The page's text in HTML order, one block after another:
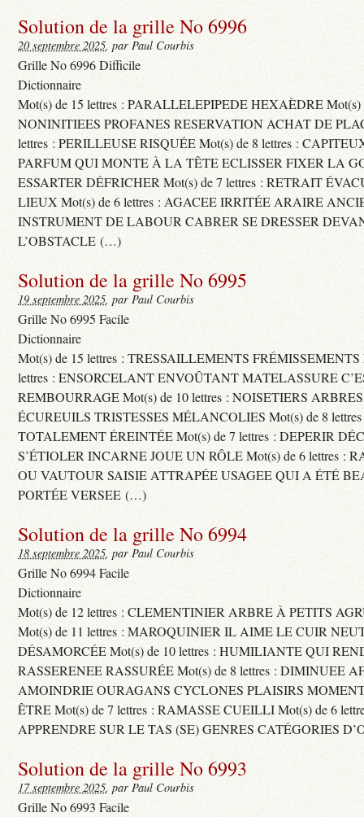
Solution de la grille No 6996
20 septembre 2025, par Paul Courbis
Grille No 6996 Difficile
Dictionnaire
Mot(s) de 15 lettres : PARALLELEPIPEDE HEXAÈDRE Mot(s)
NONINITIEES PROFANES RESERVATION ACHAT DE
lettres : PERILLEUSE RISQUÉE Mot(s) de 8 lettres :
PARFUM QUI MONTE À LA TÊTE ECLISSER FIXER LA
ESSARTER DÉFRICHER Mot(s) de 7 lettres : RETRAIT
LIEUX Mot(s) de 6 lettres : AGACEE IRRITÉE ARAIRE
INSTRUMENT DE LABOUR CABRER SE DRESSER
L’OBSTACLE (…)
Solution de la grille No 6995
19 septembre 2025, par Paul Courbis
Grille No 6995 Facile
Dictionnaire
Mot(s) de 15 lettres : TRESSAILLEMENTS FRÉMISSEMENTS
lettres : ENSORCELANT ENVOÛTANT MATELASSURE
REMBOURRAGE Mot(s) de 10 lettres : NOISETIERS
ÉCUREUILS TRISTESSES MÉLANCOLIES Mot(s) de 8
TOTALEMENT ÉREINTÉE Mot(s) de 7 lettres : DEPERIR
S’ÉTIOLER INCARNE JOUE UN RÔLE Mot(s) de 6 lettres :
OU VAUTOUR SAISIE ATTRAPÉE USAGEE QUI A ÉTÉ
PORTÉE VERSEE (…)
Solution de la grille No 6994
18 septembre 2025, par Paul Courbis
Grille No 6994 Facile
Dictionnaire
Mot(s) de 12 lettres : CLEMENTINIER ARBRE À PETITS
Mot(s) de 11 lettres : MAROQUINIER IL AIME LE CUIR
DÉSAMORCÉE Mot(s) de 10 lettres : HUMILIANTE QUI
RASSERENEE RASSURÉE Mot(s) de 8 lettres : DIMINUEE
AMOINDRIE OURAGANS CYCLONES PLAISIRS
ÊTRE Mot(s) de 7 lettres : RAMASSE CUEILLI Mot(s) de 6
APPRENDRE SUR LE TAS (SE) GENRES CATÉGORIES
Solution de la grille No 6993
17 septembre 2025, par Paul Courbis
Grille No 6993 Facile